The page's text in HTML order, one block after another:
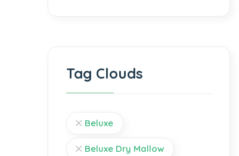
Tag Clouds
Beluxe
Beluxe Dry Mallow